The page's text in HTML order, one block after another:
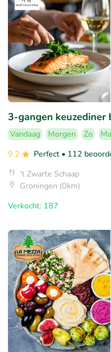
3-gangen keuzediner
Vandaag Morgen Zo Ma
9.2
Perfect • 112
't Zwarte Schaap
Groningen (0km)
Verkocht: 187